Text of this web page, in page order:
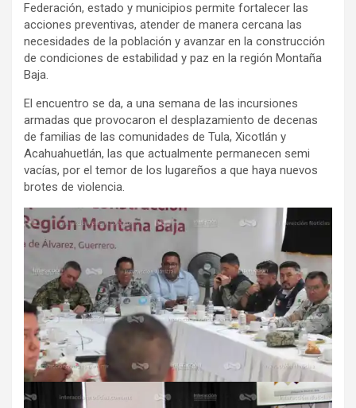
Federación, estado y municipios permite fortalecer las
acciones preventivas, atender de manera cercana las
necesidades de la población y avanzar en la construcción
de condiciones de estabilidad y paz en la región Montaña
Baja.
El encuentro se da, a una semana de las incursiones
armadas que provocaron el desplazamiento de decenas
de familias de las comunidades de Tula, Xicotlán y
Acahuahuetlán, las que actualmente permanecen semi
vacías, por el temor de los lugareños a que haya nuevos
brotes de violencia.